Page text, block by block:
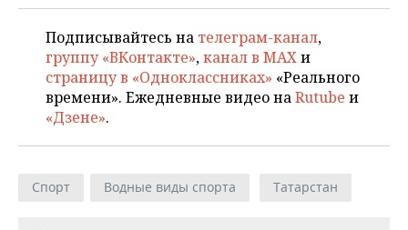
Подписывайтесь на телеграм-канал,
группу «ВКонтакте»,канал в MAXи
страницу в «Одноклассниках» «Реального
времени». Ежедневные видео наRutube и
«Дзене».
Спорт Водные виды спорта Татарстан